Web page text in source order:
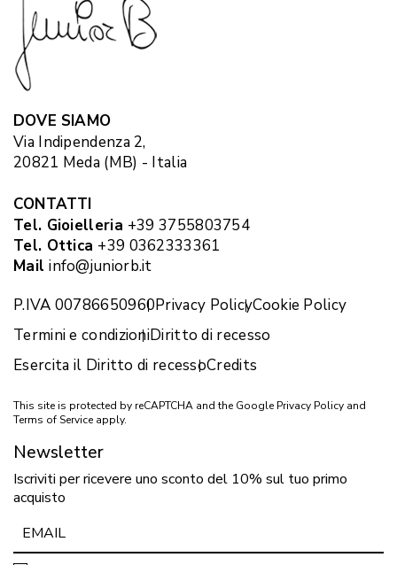
DOVE SIAMO
Via Indipendenza 2,
20821 Meda (MB) - Italia
CONTATTI
Tel. Gioielleria +39 3755803754
Tel. Ottica +39 0362333361
Mail info@juniorb.it
P.IVA 00786650960Privacy PolicyCookie Policy
Termini e condizioniDiritto di recesso
Esercita il Diritto di recessoCredits
This site is protected by reCAPTCHA and the Google Privacy Policy and
Terms of Service apply.
Newsletter
Iscriviti per ricevere uno sconto del 10% sul tuo primo
acquisto